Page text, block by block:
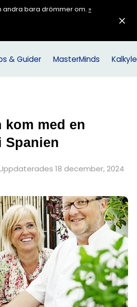
andra bara drömmer om. »
& Guider MasterMinds
kom med en
Spanien
18 december, 2024